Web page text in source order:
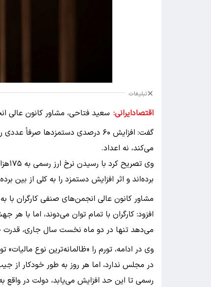
تبلیغات
اقتصادایرانی: سعید فتاحی، مشاور کانون عالی
گفت: افزایش ۶۰ درصدی دستمزد‌ها
می‌کند، نه اعداد.
وی
برده‌اند و اثر افزایش دستمزد را به کلی از بین
مشاور کانون عالی انجمن‌های صنفی کارگران با
افزود: کارگران با تمام توان می‌دوند، اما با
می‌دهد تنها در دو ماه نخست سال جاری، قدرت خرید واقعی
وی در ادامه، تورم را «ظالمانه‌ترین نوع
در مجلس ندارد، اما هر روز به طور خودکار از
رسمی تا این حد افزایش می‌یابد، دولت در واقع